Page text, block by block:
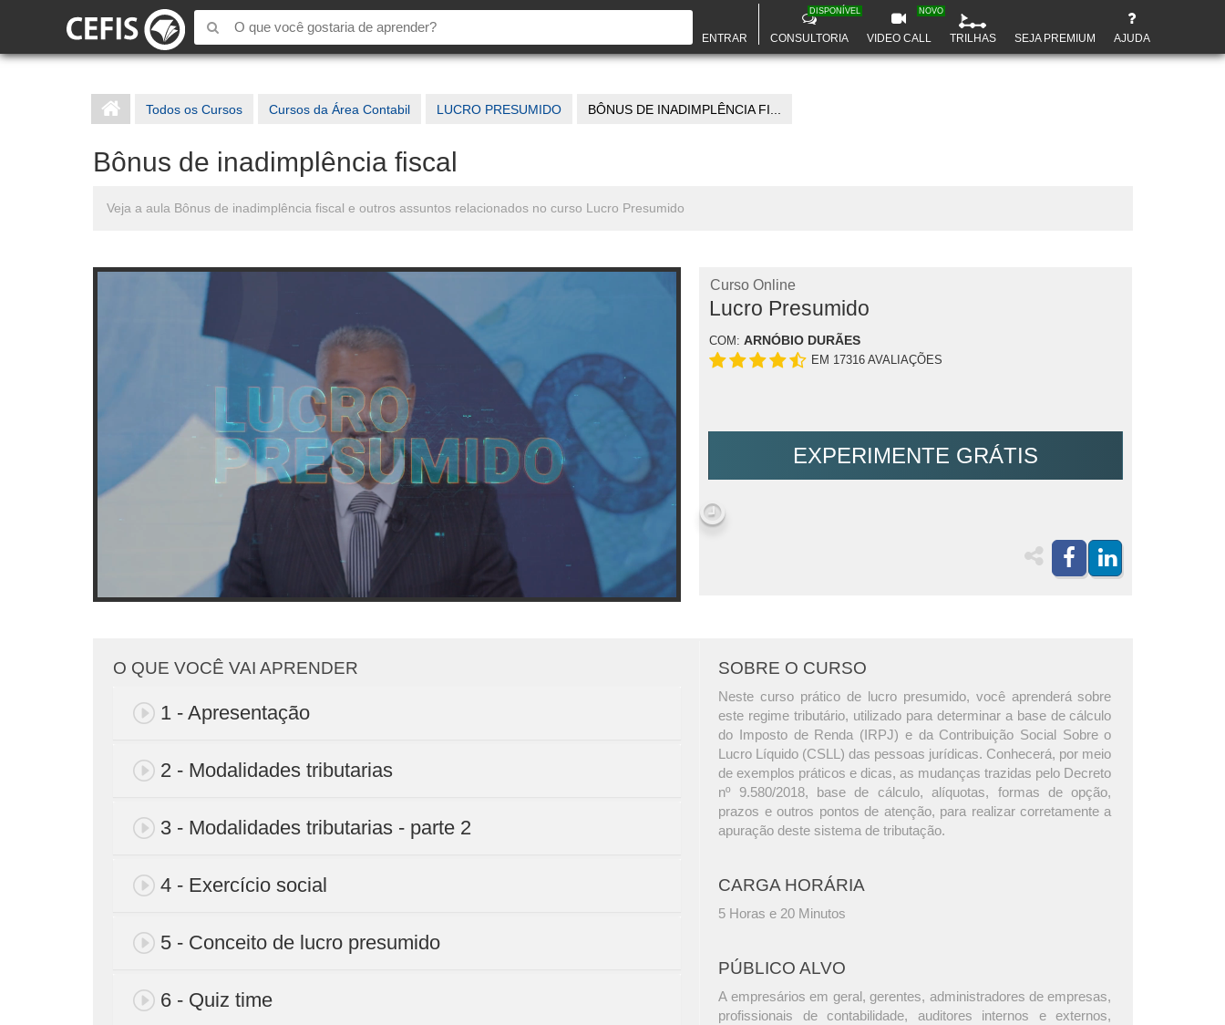
ENTRAR CONSULTORIA
DISPONÍVEL
VIDEO CALL
NOVO
TRILHAS SEJA PREMIUM AJUDA
Todos os Cursos Cursos da Área Contabil LUCRO PRESUMIDO BÔNUS DE INADIMPLÊNCIA FI...
Bônus de inadimplência fiscal
Veja a aula Bônus de inadimplência fiscal e outros assuntos relacionados no curso Lucro Presumido
Curso Online
Lucro Presumido
COM: ARNÓBIO DURÃES
EM 17316 AVALIAÇÕES
EXPERIMENTE GRÁTIS
O QUE VOCÊ VAI APRENDER
1 - Apresentação
2 - Modalidades tributarias
3 - Modalidades tributarias - parte 2
4 - Exercício social
5 - Conceito de lucro presumido
6 - Quiz time
SOBRE O CURSO
Neste curso prático de lucro presumido, você aprenderá sobre
este regime tributário, utilizado para determinar a base de cálculo
do Imposto de Renda (IRPJ) e da Contribuição Social Sobre o
Lucro Líquido (CSLL) das pessoas jurídicas. Conhecerá, por meio
de exemplos práticos e dicas, as mudanças trazidas pelo Decreto
nº 9.580/2018, base de cálculo, alíquotas, formas de opção,
prazos e outros pontos de atenção, para realizar corretamente a
apuração deste sistema de tributação.
CARGA HORÁRIA
5 Horas e 20 Minutos
PÚBLICO ALVO
A empresários em geral, gerentes, administradores de empresas,
profissionais de contabilidade, auditores internos e externos,